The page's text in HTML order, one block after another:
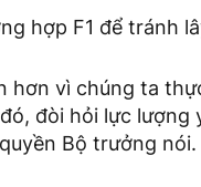
hợp F1 để tránh
hơn vì chúng ta
đòi hỏi lực lượng
Bộ trưởng nói.